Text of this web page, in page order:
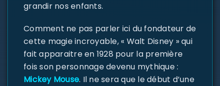
grandir nos enfants.
Comment ne pas parler ici du fondateur de
cette magie incroyable, « Walt Disney » qui
fait apparaitre en 1928 pour la première
fois son personnage devenu mythique :
Mickey Mouse. Il ne sera que le début d’une